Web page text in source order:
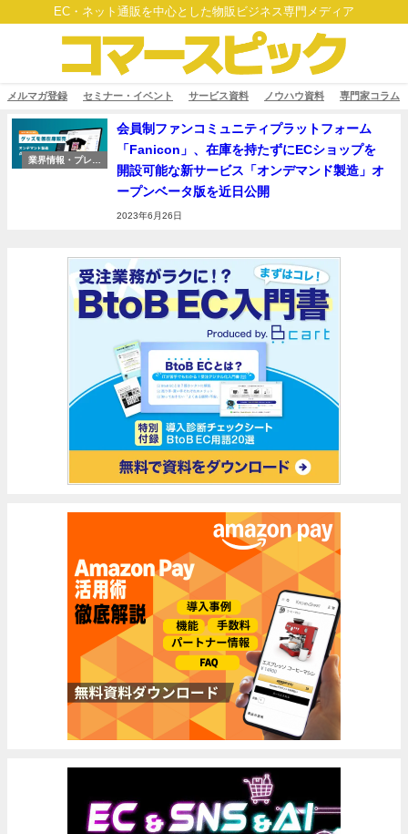
EC・ネット通販を中心とした物販ビジネス専門メディア
メルマガ登録 セミナー・イベント サービス資料 ノウハウ資料 専門家コラム
業界情報・プレス
会員制ファンコミュニティプラットフォーム
「Fanicon」、在庫を持たずにECショップを
開設可能な新サービス「オンデマンド製造」オ
ープンベータ版を近日公開
2023年6月26日